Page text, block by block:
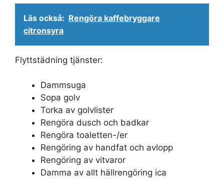
Läs också: Rengöra kaffebryggare
citronsyra
Flyttstädning tjänster:
Dammsuga
Sopa golv
Torka av golvlister
Rengöra dusch och badkar
Rengöra toaletten-/er
Rengöring av handfat och avlopp
Rengöring av vitvaror
Damma av allt hällrengöring ica